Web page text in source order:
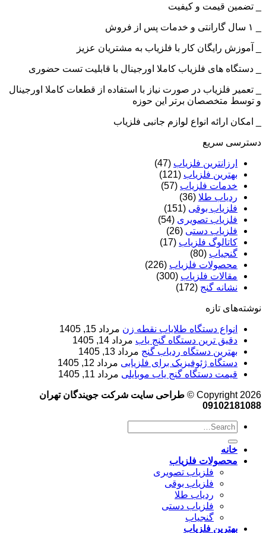
_ تضمین قیمت و کیفیت
_ آموزش رایگان کار با فلزیاب به مشتریان عزیز
_ دستگاه های فلزیاب کاملا اورجینال با قابلیت تست حضوری
_ تعمیر فلزیاب در صورت نیاز با استفاده از قطعات کاملا اورجینال
و توسط متخصصان برتر این حوزه
_ امکان ارائه انواع لوازم جانبی فلزیاب
دسترسی سریع
ارزانترین فلزیاب (47)
بهترین فلزیاب (121)
خدمات فلزیاب (57)
ردیاب طلا (36)
فلزیاب بوقی (151)
فلزیاب تصویری (54)
فلزیاب دستی (26)
کاتالوگ فلزیاب (17)
گنجیاب (80)
محصولات فلزیاب (226)
مقالات فلزیاب (300)
نشانه گنج (172)
نوشته‌های تازه
انواع دستگاه طلایاب نقطه زن مرداد 15, 1405
دقیق ترین دستگاه گنج یاب مرداد 14, 1405
بهترین دستگاه ردیاب گنج مرداد 13, 1405
دستگاه ژئوفیزیک برای فلزیابی مرداد 12, 1405
قیمت دستگاه گنج یاب موبایلی مرداد 11, 1405
Copyright 2026 ©
طراحی سایت شرکت جویندگان تهران
09102181088
خانه
محصولات فلزیاب
فلزیاب تصویری
فلزیاب بوقی
ردیاب طلا
فلزیاب دستی
گنجیاب
بهترین فلزیاب